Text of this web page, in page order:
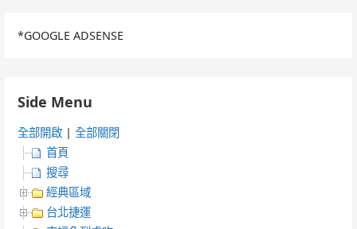
*GOOGLE ADSENSE
Side Menu
全部開啟 |全部關閉
首頁
搜尋
經典區域
台北捷運